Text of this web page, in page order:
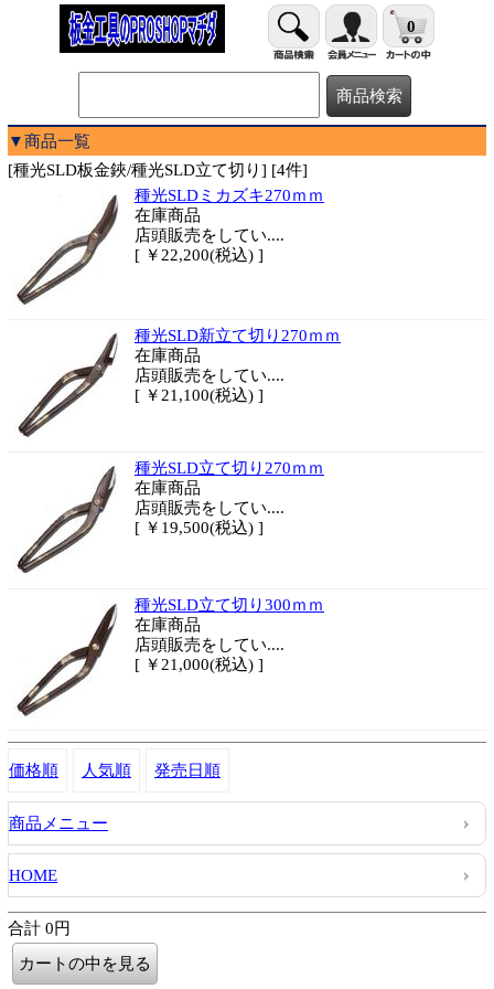
0
▼商品一覧
[種光SLD板金鋏/種光SLD立て切り] [4件]
種光SLDミカズキ270ｍｍ
在庫商品
店頭販売をしてい....
[ ￥22,200(税込) ]
種光SLD新立て切り270ｍｍ
在庫商品
店頭販売をしてい....
[ ￥21,100(税込) ]
種光SLD立て切り270ｍｍ
在庫商品
店頭販売をしてい....
[ ￥19,500(税込) ]
種光SLD立て切り300ｍｍ
在庫商品
店頭販売をしてい....
[ ￥21,000(税込) ]
価格順 人気順 発売日順
商品メニュー
HOME
合計 0円